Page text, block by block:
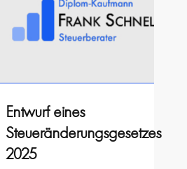
Entwurf eines
Steueränderungsgesetzes
2025